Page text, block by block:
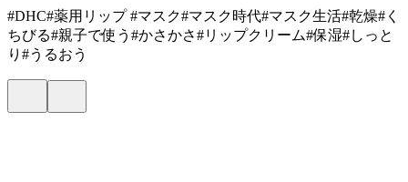
#DHC#薬用リップ #マスク#マスク時代#マスク生活#乾燥#く
ちびる#親子で使う#かさかさ#リップクリーム#保湿#しっと
り#うるおう